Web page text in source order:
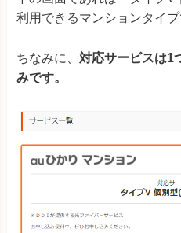
利用できるマンションタイプ
ちなみに、 対応サービスは1
みです。